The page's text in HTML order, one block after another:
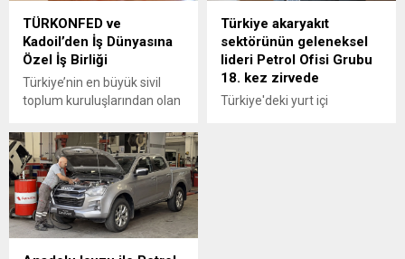
TÜRKONFED ve
Kadoil’den İş Dünyasına
Özel İş Birliği
Türkiye’nin en büyük sivil
toplum kuruluşlarından olan
Konfederasyonu
(TÜRKONFED) ile akaryakıt
sektörünün hızlı büyüyen
markalarından Kadoil
arasında özel bir iş birliğine
imza atıldı.
Türkiye akaryakıt
sektörünün geleneksel
lideri Petrol Ofisi Grubu
18. kez zirvede
Türkiye'deki yurt içi